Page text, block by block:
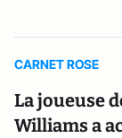
CARNET ROSE
La joueuse
Williams a